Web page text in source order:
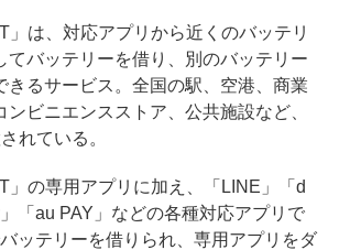
は、対応アプリから近くのバッテリ
てバッテリーを借り、別のバッテリー
きるサービス。全国の駅、空港、商業
ビニエンスストア、公共施設など、
れている。
の専用アプリに加え、「LINE」「d
「au PAY」などの各種対応アプリで
ッテリーを借りられ、専用アプリをダ